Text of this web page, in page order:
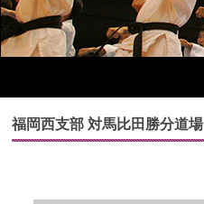
福岡西支部 対馬比田勝分道場